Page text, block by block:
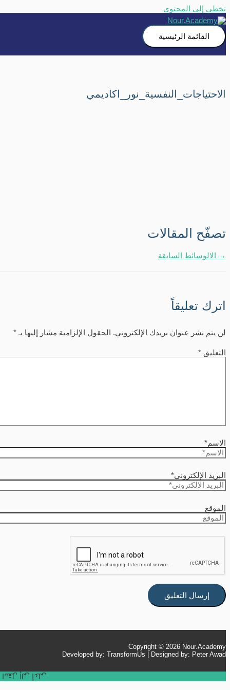
تخطي إلى المحتوى
القائمة الرئيسية
الاحتياجات_النفسية_نور_اكاديمي
تصفّح المقالات
→الالوسائط السابقة
اترك تعليقاً
لن يتم نشر عنوان بريدك الإلكتروني. الحقول الإلزامية مشار إليها بـ*
التعليق*
الاسم*
البريد الإلكتروني*
الموقع
Copyright © 2026Nour.Academy
Developed by: TransformUs | Designed by: Peter Awad
انتقل إلى أعلى